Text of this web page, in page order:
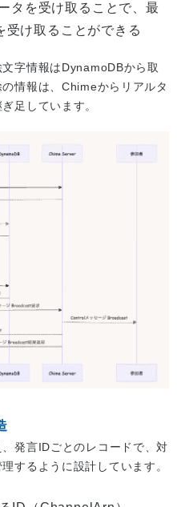
タを受け取ることで、最
受け取ることができる
字情報はDynamoDBから取
情報は、Chimeからリアルタ
足しています。
発言IDごとのレコードで、対
するように設計しています。